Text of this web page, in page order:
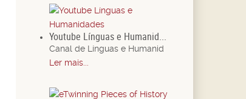
Youtube Línguas e Humanid...
Canal de Línguas e Humanid
Ler mais...